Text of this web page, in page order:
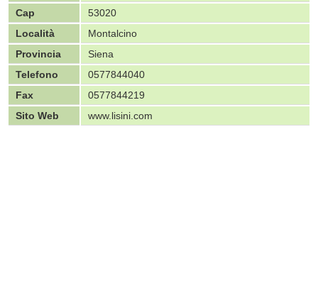
Cap
53020
Località
Montalcino
Provincia
Siena
Telefono
0577844040
Fax
0577844219
Sito Web
www.lisini.com